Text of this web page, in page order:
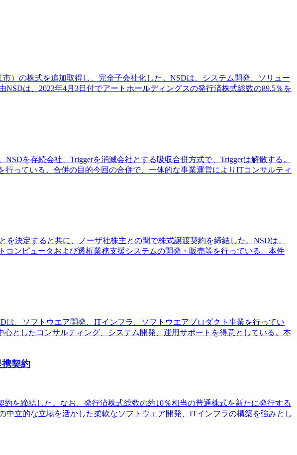
）の株式を追加取得し、完全子会社化した。NSDは、システム開発、ソリュー
は、2023年4月3日付でアートホールディングスの発行済株式総数の89.5％を
を存続会社、Triggerを消滅会社とする吸収合併方式で、Triggerは解散する。
っている。合併の目的今回の合併で、一体的な事業運営によりITコンサルティ
決定すると共に、ノーザ社株主との間で株式譲渡契約を締結した。NSDは、
ンピュータおよび透析業務支援システムの開発・販売等を行っている。本件
は、ソフトウエア開発、ITインフラ、ソフトウエアプロダクト事業を行ってい
としたコンサルティング、システム開発、運用サポートを得意としている。本
契約
を締結した。なお、発行済株式総数の約10％相当の普通株式を新たに発行する
立的な立場を活かした柔軟なソフトウェア開発、ITインフラの構築を強みとし